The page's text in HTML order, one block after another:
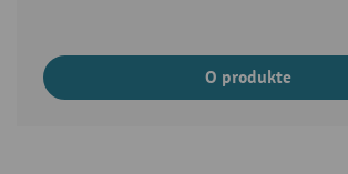
O produkte